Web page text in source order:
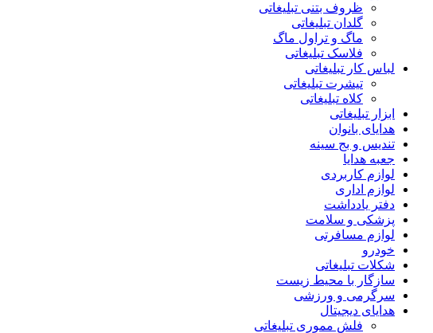
ظروف بتنی تبلیغاتی
گلدان تبلیغاتی
ماگ و تراول ماگ
فلاسک تبلیغاتی
لباس کار تبلیغاتی
تیشرت تبلیغاتی
کلاه تبلیغاتی
ابزار تبلیغاتی
هدایای بانوان
تندیس و بج سینه
جعبه هدایا
لوازم کاربردی
لوازم اداری
دفتر یادداشت
پزشکی و سلامت
لوازم مسافرتی
خودرو
شکلات تبلیغاتی
سازگار با محیط زیست
سرگرمی و ورزشی
هدایای دیجیتال
فلش مموری تبلیغاتی